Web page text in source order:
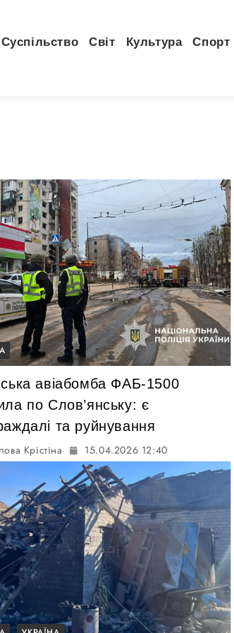
Суспільство Світ Культура Спорт
авіабомба ФАБ-1500
по Слов’янську: є
та руйнування
Крістіна 15.04.2026 12:40